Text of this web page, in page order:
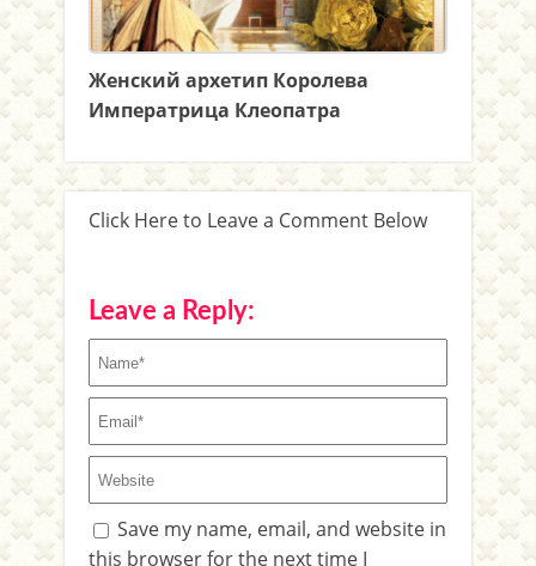
Женский архетип Королева
Императрица Клеопатра
Click Here to Leave a Comment Below
Leave a Reply:
Save my name, email, and website in
this browser for the next time I